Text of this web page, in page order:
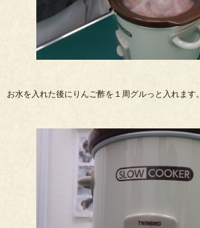
お水を入れた後にりんご酢を１周グルっと入れます。